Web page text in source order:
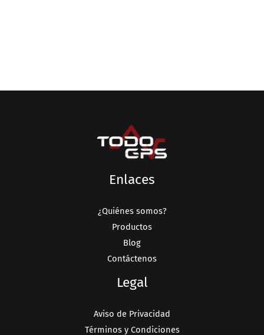
Enlaces
¿Quiénes somos?
Productos
Blog
Contáctenos
Legal
Aviso de Privacidad
Términos y Condiciones